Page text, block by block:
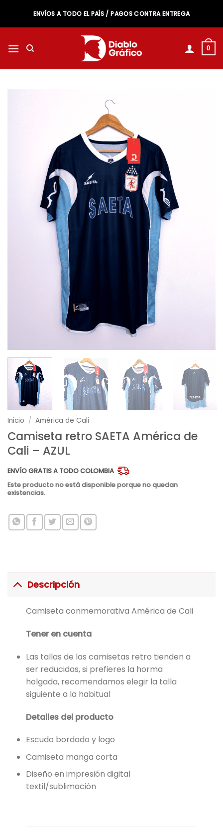
contenido
ENVÍOS A TODO EL PAÍS / PAGOS CONTRA ENTREGA
0
Inicio / América de Cali
Camiseta retro SAETA América de
Cali – AZUL
ENVÍO GRATIS A TODO COLOMBIA
Este producto no está disponible porque no quedan
existencias.
Descripción
Camiseta conmemorativa América de Cali
Tener en cuenta
Las tallas de las camisetas retro tienden a
ser reducidas, si prefieres la horma
holgada, recomendamos elegir la talla
siguiente a la habitual
Detalles del producto
Escudo bordado y logo
Camiseta manga corta
Diseño en impresión digital
textil/sublimación